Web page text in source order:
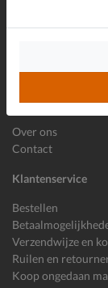
Shoemixx
Over ons
Contact
Klantenservice
Bestellen
Verzendwijze en
Ruilen en
Koop ongedaan